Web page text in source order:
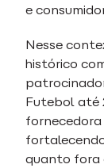
e
Nesse
histórico
Futebol até
quanto fora